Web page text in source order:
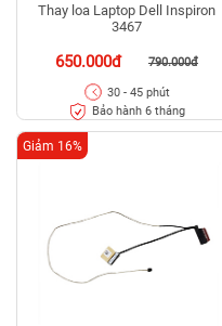
Thay loa Laptop Dell Inspiron
3467
650.000đ 790.000đ
30 - 45 phút
Bảo hành 6 tháng
Giảm 16%